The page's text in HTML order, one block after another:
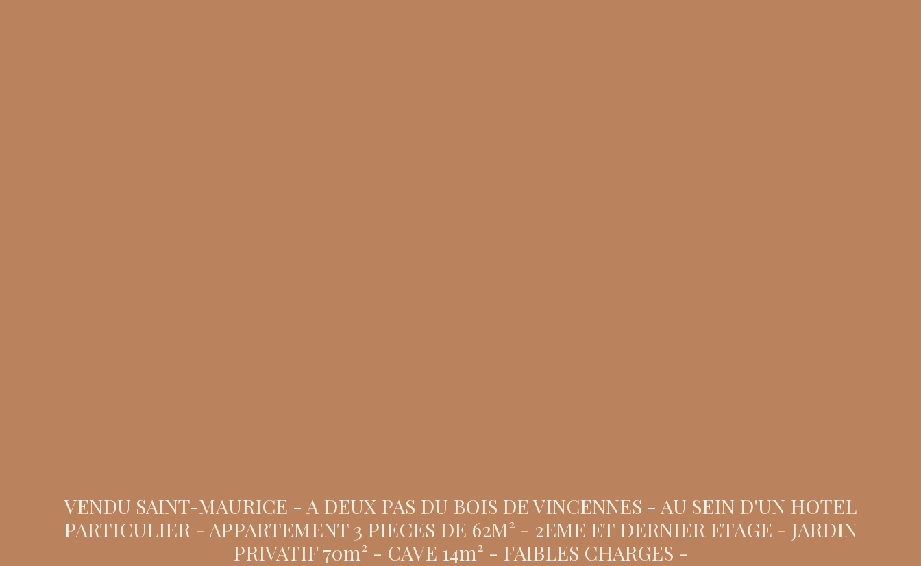
VENDU SAINT-MAURICE - A DEUX PAS DU BOIS DE VINCENNES - AU SEIN D'UN HOTEL
PARTICULIER - APPARTEMENT 3 PIECES DE 62M² - 2EME ET DERNIER ETAGE - JARDIN
PRIVATIF 70m² - CAVE 14m² - FAIBLES CHARGES -